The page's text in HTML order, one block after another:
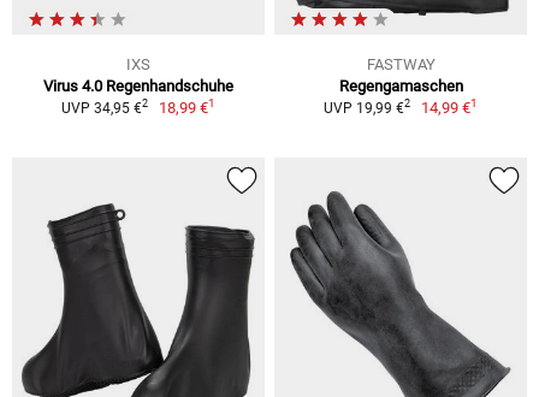
IXS
Virus 4.0 Regenhandschuhe
UVP 34,95 €2 18,99 €1
FASTWAY
Regengamaschen
UVP 19,99 €2 14,99 €1